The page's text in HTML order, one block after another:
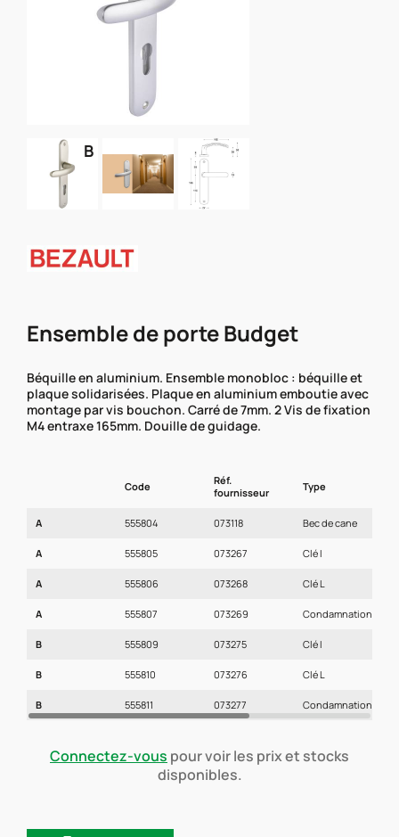
B
Ensemble de porte Budget
Béquille en aluminium. Ensemble monobloc : béquille et
plaque solidarisées. Plaque en aluminium emboutie avec
montage par vis bouchon. Carré de 7mm. 2 Vis de fixation
M4 entraxe 165mm. Douille de guidage.
Code
Réf.
fournisseur
Type
A 555804 073118 Bec de cane
A 555805 073267 Clé I
A 555806 073268 Clé L
A 555807 073269 Condamnation
B 555809 073275 Clé I
B 555810 073276 Clé L
B 555811 073277 Condamnation
Connectez-vous pour voir les prix et stocks
disponibles.